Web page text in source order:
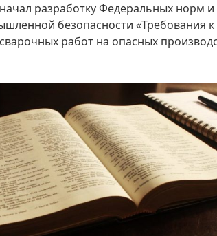
разработку Федеральных норм
безопасности «Требования к
работ на опасных